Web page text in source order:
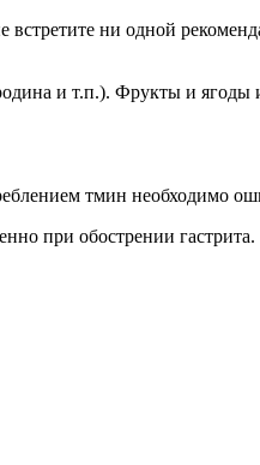
ни одной
и т.п.). Фрукты и
тмин необходимо
при обострении гастрита.